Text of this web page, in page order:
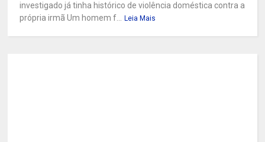
investigado já tinha histórico de violência doméstica contra a
própria irmã Um homem f... Leia Mais